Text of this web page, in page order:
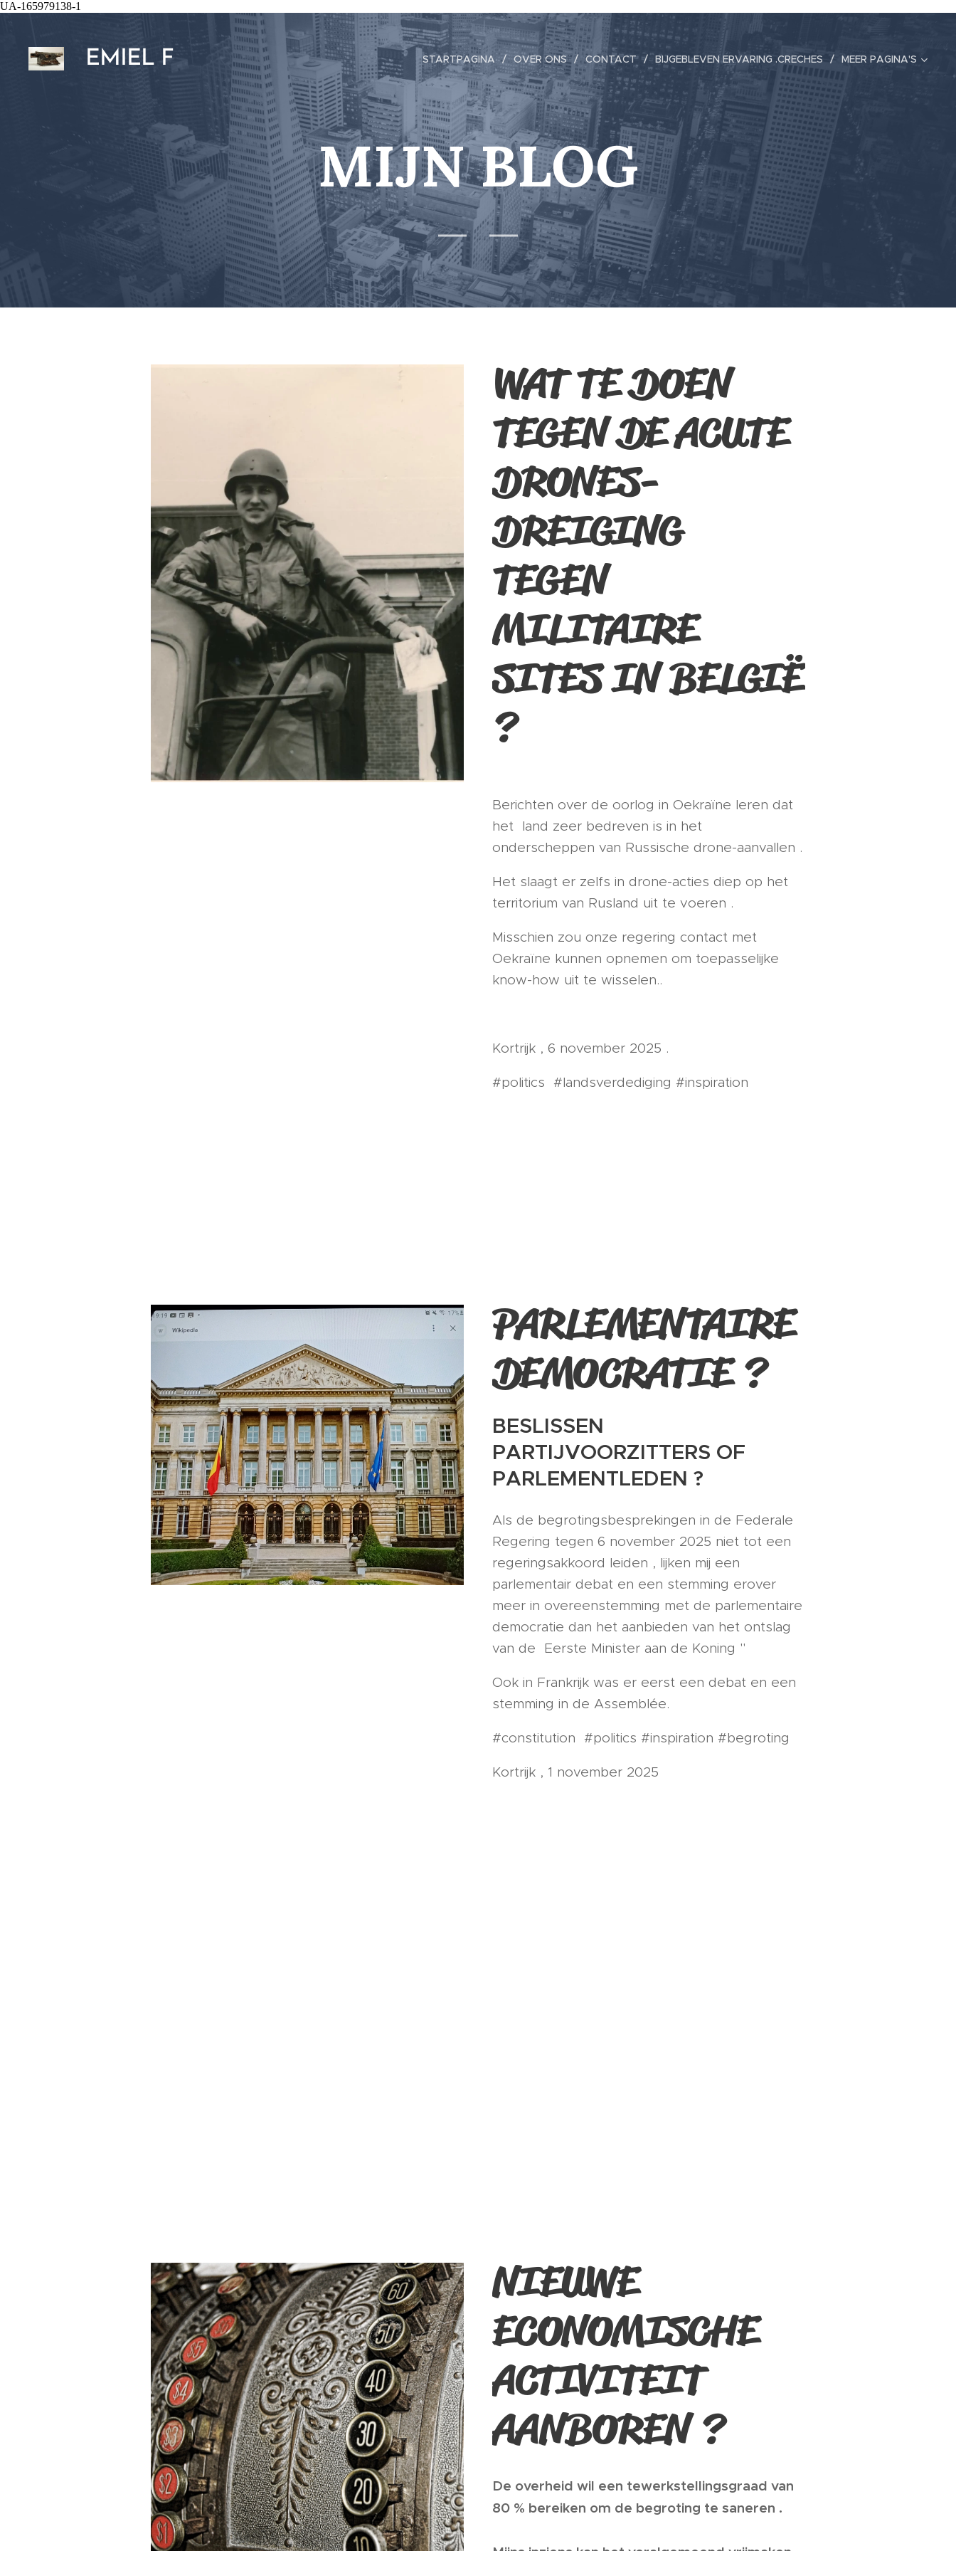
UA-165979138-1
EMIEL F
HAESBROUCK
HAESBROUCK
STARTPAGINA OVER ONS CONTACT BIJGEBLEVEN ERVARING .CRECHES MEER PAGINA'S
MIJN BLOG
WAT TE DOEN
TEGEN DE ACUTE
DRONES-
DREIGING
TEGEN
MILITAIRE
SITES IN BELGIË
?
Berichten over de oorlog in Oekraïne leren dat
het land zeer bedreven is in het
onderscheppen van Russische drone-aanvallen .
Het slaagt er zelfs in drone-acties diep op het
territorium van Rusland uit te voeren .
Misschien zou onze regering contact met
Oekraïne kunnen opnemen om toepasselijke
know-how uit te wisselen..
Kortrijk , 6 november 2025 .
#politics #landsverdediging #inspiration
PARLEMENTAIRE
DEMOCRATIE ?
BESLISSEN
PARTIJVOORZITTERS OF
PARLEMENTLEDEN ?
Als de begrotingsbesprekingen in de Federale
Regering tegen 6 november 2025 niet tot een
regeringsakkoord leiden , lijken mij een
parlementair debat en een stemming erover
meer in overeenstemming met de parlementaire
democratie dan het aanbieden van het ontslag
van de Eerste Minister aan de Koning "
Ook in Frankrijk was er eerst een debat en een
stemming in de Assemblée.
#constitution #politics #inspiration #begroting
Kortrijk , 1 november 2025
NIEUWE
ECONOMISCHE
ACTIVITEIT
AANBOREN ?
De overheid wil een tewerkstellingsgraad van
80 % bereiken om de begroting te saneren .